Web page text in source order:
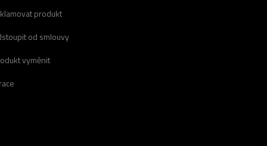
produkt
od smlouvy
vyměnit